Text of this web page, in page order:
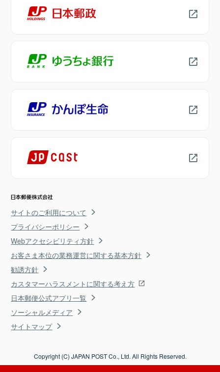
サイトのご利用について
プライバシーポリシー
Webアクセシビリティ方針
お客さま本位の業務運営に関する基本方針
勧誘方針
カスタマーハラスメントに関する考え方
日本郵便公式アプリ一覧
ソーシャルメディア
サイトマップ
Copyright (C) JAPAN POST Co., Ltd. All Rights Reserved.